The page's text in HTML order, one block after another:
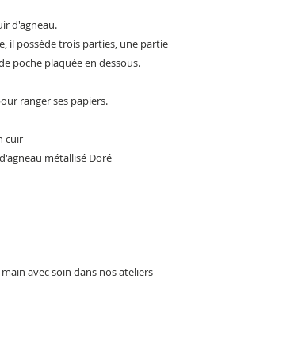
d'agneau.
il possède trois parties, une partie
poche plaquée en dessous.
ranger ses papiers.
cuir
métallisé Doré
avec soin dans nos ateliers